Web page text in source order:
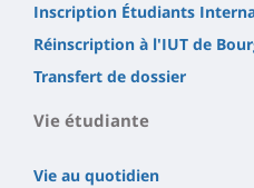
Inscription Étudiants
Réinscription à l'IUT de
Transfert de dossier
Vie étudiante
Vie au quotidien